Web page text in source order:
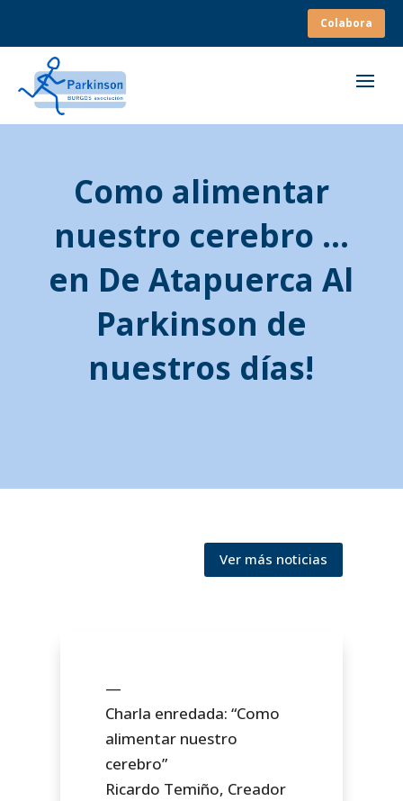
Colabora
Como alimentar
nuestro cerebro …
en De Atapuerca Al
Parkinson de
nuestros días!
Ver más noticias
—
Charla enredada: “Como
alimentar nuestro
cerebro”
Ricardo Temiño, Creador